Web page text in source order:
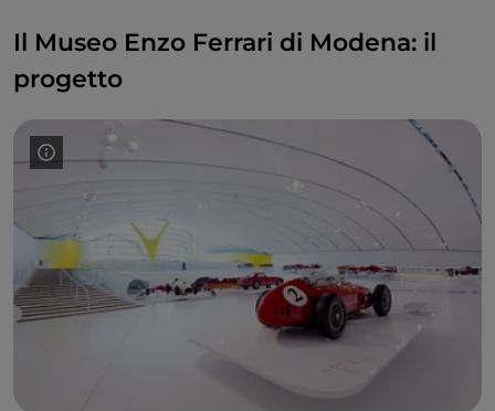
Il Museo Enzo Ferrari di Modena: il
progetto